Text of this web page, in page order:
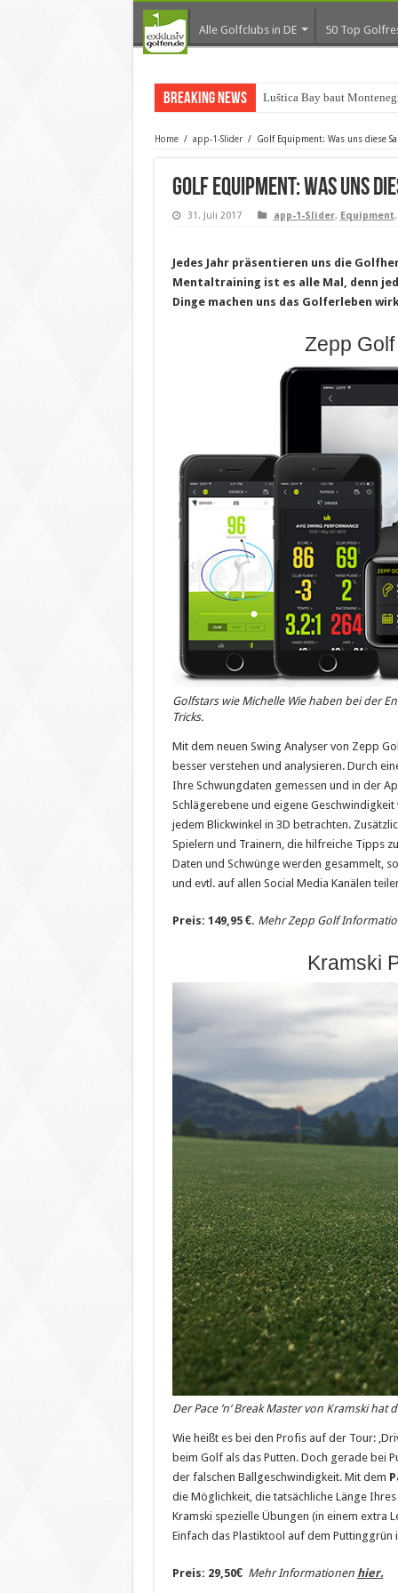
Alle Golfclubs in DE 50 Top
Breaking News Luštica Bay baut
Home / app-1-Slider / Golf Equipment: Was uns diese
Golf Equipment: Was uns
31. Juli 2017 app-1-Slider, Equipment
Jedes Jahr präsentieren uns die
Mentaltraining ist es alle Mal, denn
Dinge machen uns das Golferleben
Zepp
Golfstars wie Michelle Wie haben bei der
Tricks.
Mit dem neuen Swing Analyser von Zepp
besser verstehen und analysieren. Durch
Ihre Schwungdaten gemessen und in der
Schlägerebene und eigene
jedem Blickwinkel in 3D betrachten.
Spielern und Trainern, die hilfreiche Tipps
Daten und Schwünge werden gesammelt,
und evtl. auf allen Social Media Kanälen
Preis: 149,95 €. Mehr Zepp Golf
Kramski
Der Pace ’n‘ Break Master von Kramski
Wie heißt es bei den Profis auf der Tour:
beim Golf als das Putten. Doch gerade bei
der falschen Ballgeschwindigkeit. Mit dem
die Möglichkeit, die tatsächliche Länge
Kramski spezielle Übungen (in einem extra
Einfach das Plastiktool auf dem Puttinggrün
Preis: 29,50€ Mehr Informationen hier.